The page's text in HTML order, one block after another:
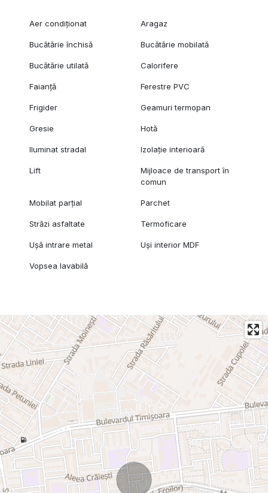
Aer condiționat Aragaz
Bucătărie închisă Bucătărie mobilată
Bucătărie utilată Calorifere
Faianță Ferestre PVC
Frigider Geamuri termopan
Gresie Hotă
Iluminat stradal Izolație interioară
Lift
Mijloace de transport în
comun
Mobilat parțial Parchet
Străzi asfaltate Termoficare
Ușă intrare metal Uși interior MDF
Vopsea lavabilă